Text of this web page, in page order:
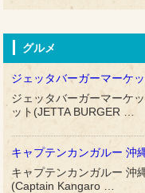
グルメ
ジェッタバーガーマーケ
ジェッタバーガーマーケ
ット(JETTA BURGER …
キャプテンカンガルー 沖
キャプテンカンガルー 沖
(Captain Kangaro …